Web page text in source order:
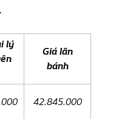
lý
Giá lăn
bánh
42.845.000